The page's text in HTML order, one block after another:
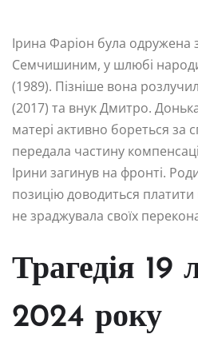
Ірина Фаріон була одружена
Семчишиним, у шлюбі
(1989). Пізніше вона
(2017) та внук Дмитро.
матері активно бореться за
передала частину
Ірини загинув на фронті.
позицію доводиться платити
не зраджувала своїх
Трагедія 19
2024 року